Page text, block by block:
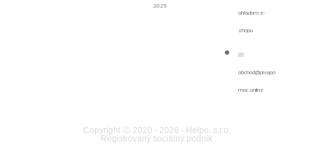
2025
ohľadom e-
shopu
obchod@prvapo
moc.online
Copyright Ⓒ 2020 - 2026 - Helpo. s.r.o.
Registrovaný sociálny podnik